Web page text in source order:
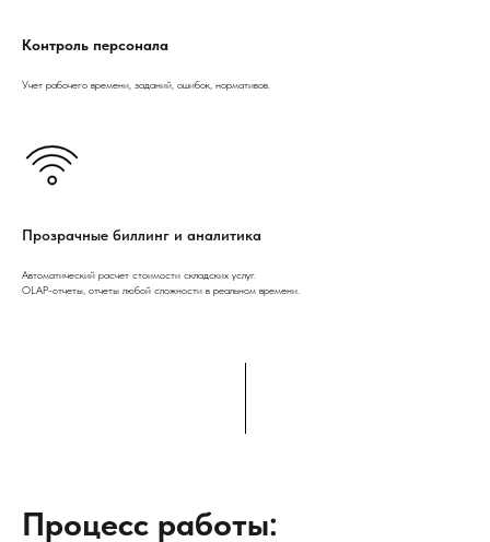
Контроль персонала
Учет рабочего времени, заданий, ошибок, нормативов.
Прозрачные биллинг и аналитика
Автоматический расчет стоимости складских услуг.
OLAP-отчеты, отчеты любой сложности в реальном времени.
Процесс работы: